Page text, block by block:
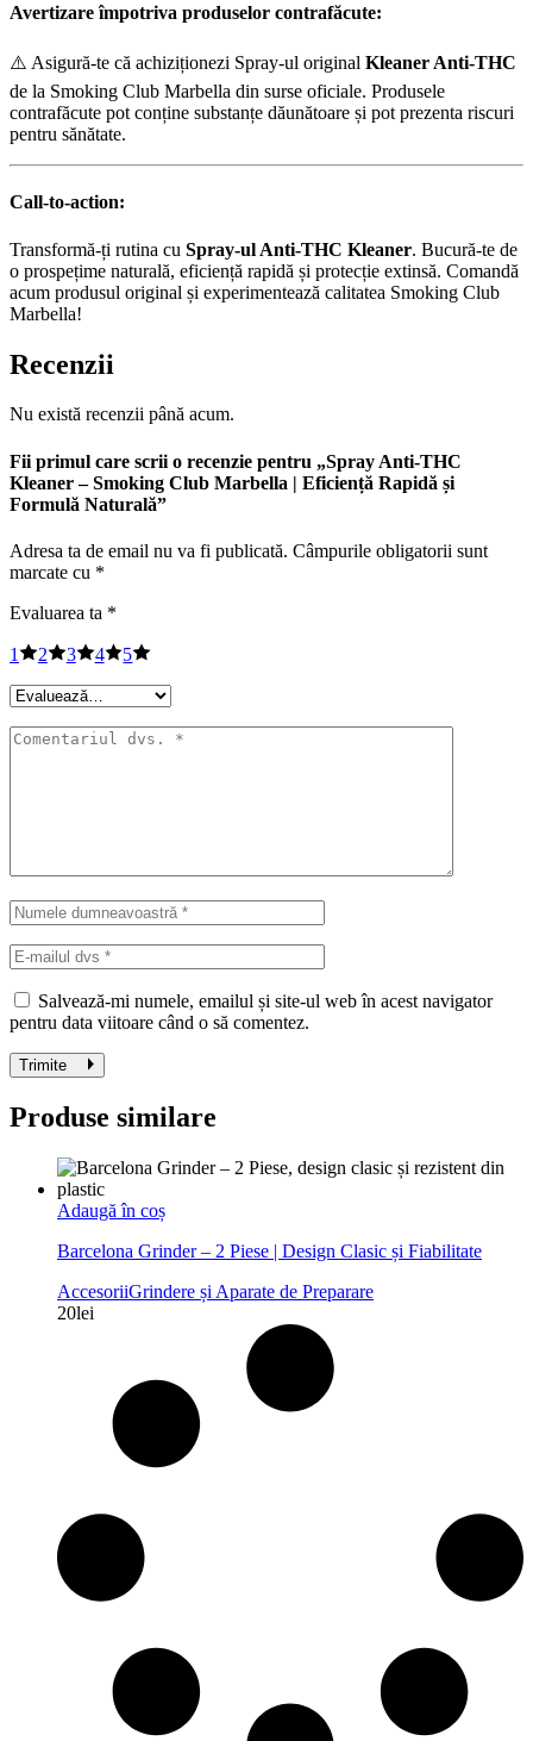
Avertizare împotriva produselor contrafăcute:
⚠️ Asigură-te că achiziționezi Spray-ul original Kleaner Anti-THC
de la Smoking Club Marbella din surse oficiale. Produsele
contrafăcute pot conține substanțe dăunătoare și pot prezenta riscuri
pentru sănătate.
Call-to-action:
Transformă-ți rutina cu Spray-ul Anti-THC Kleaner. Bucură-te de
o prospețime naturală, eficiență rapidă și protecție extinsă. Comandă
acum produsul original și experimentează calitatea Smoking Club
Marbella!
Recenzii
Nu există recenzii până acum.
Fii primul care scrii o recenzie pentru „Spray Anti-THC
Kleaner – Smoking Club Marbella | Eficiență Rapidă și
Formulă Naturală”
Adresa ta de email nu va fi publicată. Câmpurile obligatorii sunt
marcate cu *
Evaluarea ta *
1 2 3 4 5
Salvează-mi numele, emailul și site-ul web în acest navigator
pentru data viitoare când o să comentez.
Trimite
Produse similare
Adaugă în coș
Barcelona Grinder – 2 Piese | Design Clasic și Fiabilitate
AccesoriiGrindere și Aparate de Preparare
20lei